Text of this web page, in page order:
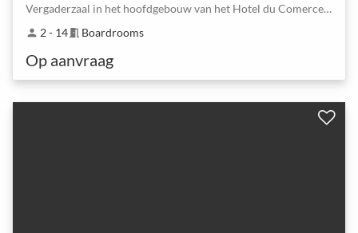
Vergaderzaal in het hoofdgebouw van het Hotel du Comerce in Bazel
person 2 - 14meeting_room Boardrooms
Op aanvraag